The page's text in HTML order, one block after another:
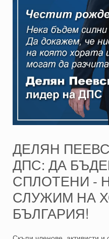
ДЕЛЯН
ДПС: ДА
СПЛОТЕНИ -
СЛУЖИМ НА
БЪЛГАРИЯ!